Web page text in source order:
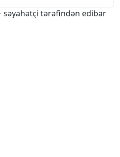
səyahətçi tərəfindən edibar